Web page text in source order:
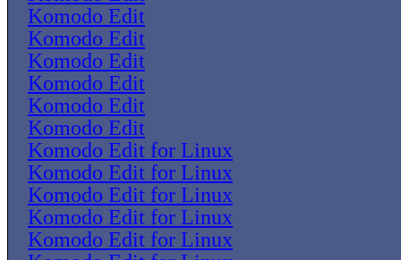
Komodo Edit
Komodo Edit
Komodo Edit
Komodo Edit
Komodo Edit
Komodo Edit
Komodo Edit for Linux
Komodo Edit for Linux
Komodo Edit for Linux
Komodo Edit for Linux
Komodo Edit for Linux